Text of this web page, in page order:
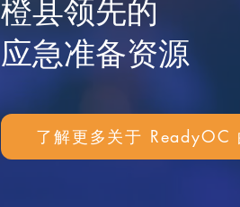
橙县领先的
应急准备资源
了解更多关于 ReadyOC